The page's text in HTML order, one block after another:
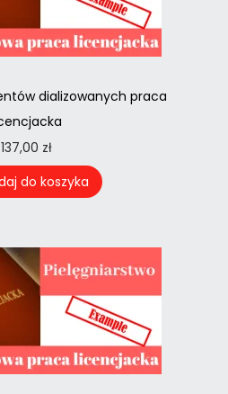
dializowanych praca
137,00 zł
do koszyka